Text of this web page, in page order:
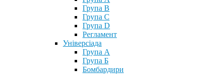
Група B
Група С
Група D
Регламент
Універсіада
Група А
Група Б
Бомбардири